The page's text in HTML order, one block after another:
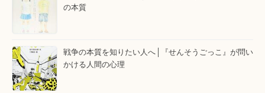
の本質
戦争の本質を知りたい人へ│『せんそうごっこ』が問い
かける人間の心理